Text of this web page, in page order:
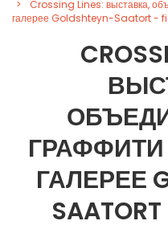
Crossing Lines: выставка,
галерее Goldshteyn-Saatort -
ГАЛЕРЕЕ